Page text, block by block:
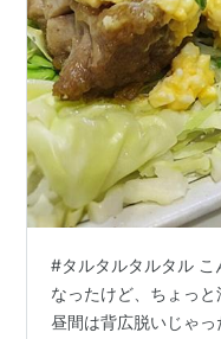
#タルタルタルタル こ
なったけど、ちょっ
昼間は背広脱いじゃ